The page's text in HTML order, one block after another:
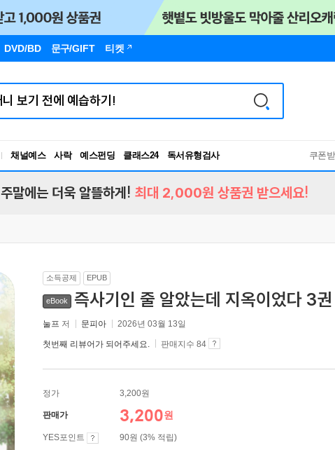
DVD/BD 문구/GIFT 티켓
채널예스 사락 예스펀딩 클래스24
독서유형검사
RBTI Lab
쿠폰
주말에는 더욱 알뜰하게! 최대 2,000원 상품권 받으세요!
소득공제 EPUB
eBook 즉사기인 줄 알았는데 지옥이었다 3권
눌프 저 문피아 2026년 03월 13일
첫번째 리뷰어가 되어주세요. 판매지수 84
정가 3,200원
판매가 3,200원
YES포인트
90원 (3% 적립)